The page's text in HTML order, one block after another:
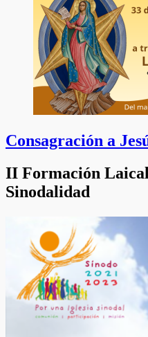
Consagración a
II Formación
Sinodalidad